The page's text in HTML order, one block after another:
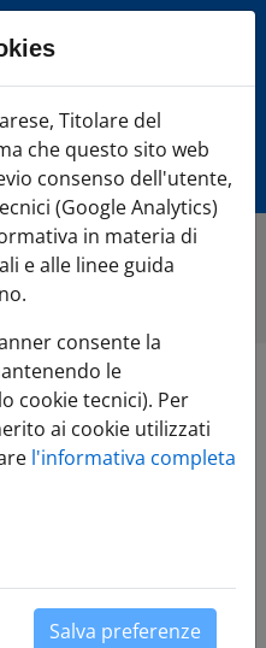
informazioni correlate
Varese
FAI CRESCERE l'impresa
Titolare del
che questo sito web
consenso dell'utente,
(Google Analytics)
in materia di
e alle linee guida
consente la
le
cookie tecnici). Per
ai cookie utilizzati
l'informativa completa
Salva preferenze